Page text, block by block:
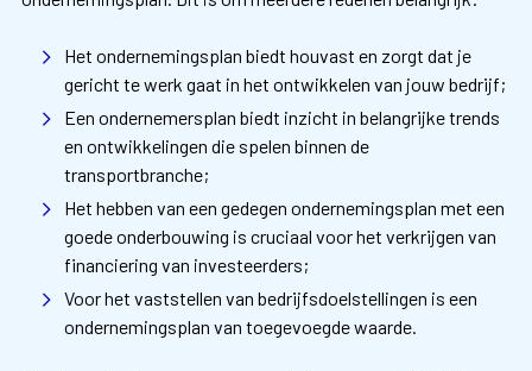
Het ondernemingsplan biedt houvast en zorgt dat je
gericht te werk gaat in het ontwikkelen van jouw bedrijf;
Een ondernemersplan biedt inzicht in belangrijke trends
en ontwikkelingen die spelen binnen de
transportbranche;
Het hebben van een gedegen ondernemingsplan met een
goede onderbouwing is cruciaal voor het verkrijgen van
financiering van investeerders;
Voor het vaststellen van bedrijfsdoelstellingen is een
ondernemingsplan van toegevoegde waarde.